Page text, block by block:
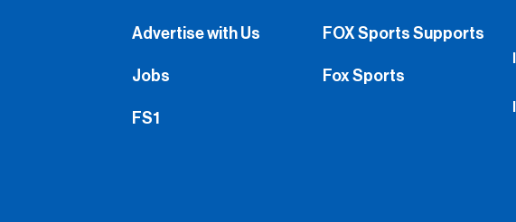
Advertise with Us
Jobs
FS1
FOX Sports Supports
Fox Sports